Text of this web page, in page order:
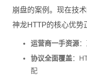
崩盘的案例。现在技
神龙HTTP的核心优势
运营商一手资源
协议全面覆盖：
配